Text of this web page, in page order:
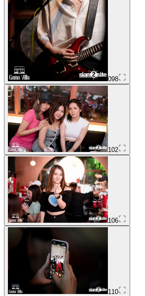
098
102
106
110